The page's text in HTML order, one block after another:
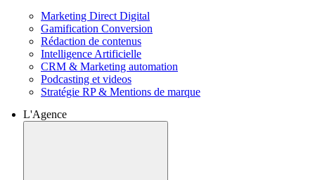
Marketing Direct Digital
Gamification Conversion
Rédaction de contenus
Intelligence Artificielle
CRM & Marketing automation
Podcasting et videos
Stratégie RP & Mentions de marque
L'Agence